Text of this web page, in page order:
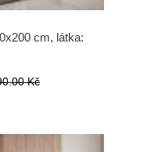
cm, látka:
Kč